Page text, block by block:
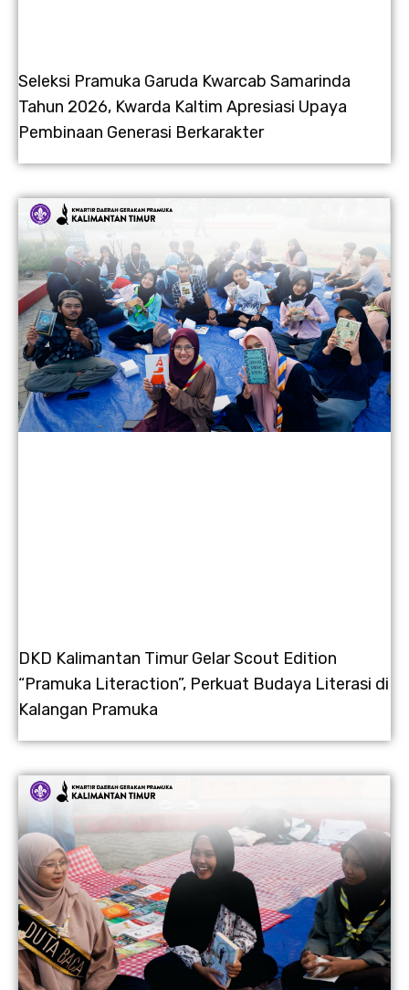
Seleksi Pramuka Garuda Kwarcab Samarinda
Tahun 2026, Kwarda Kaltim Apresiasi Upaya
Pembinaan Generasi Berkarakter
DKD Kalimantan Timur Gelar Scout Edition
“Pramuka Literaction”, Perkuat Budaya Literasi di
Kalangan Pramuka